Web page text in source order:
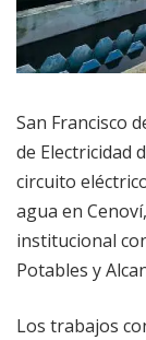
San Francisco
de Electricidad
circuito
agua en
institucional
Potables y
Los trabajos